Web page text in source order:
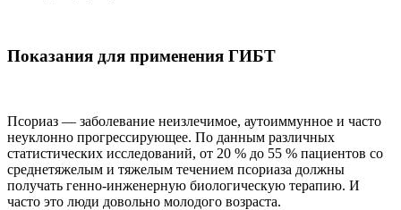
Показания для применения ГИБТ
Псориаз — заболевание неизлечимое, аутоиммунное и часто
неуклонно прогрессирующее. По данным различных
статистических исследований, от 20 % до 55 % пациентов со
среднетяжелым и тяжелым течением псориаза должны
получать генно-инженерную биологическую терапию. И
часто это люди довольно молодого возраста.